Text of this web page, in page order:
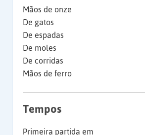
Mãos de onze
De gatos
De espadas
De moles
De corridas
Mãos de ferro
Tempos
Primeira partida em